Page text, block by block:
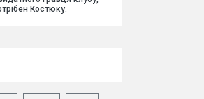
Костюку.